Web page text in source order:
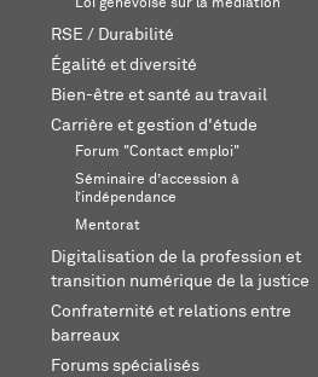
Loi genevoise sur la médiation
RSE / Durabilité
Égalité et diversité
Bien-être et santé au travail
Carrière et gestion d'étude
Forum "Contact emploi"
Séminaire d’accession à
l’indépendance
Mentorat
Digitalisation de la profession et
transition numérique de la justice
Confraternité et relations entre
barreaux
Forums spécialisés